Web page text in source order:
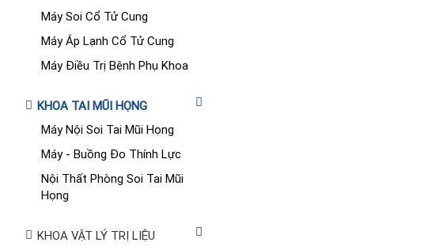
Máy Soi Cổ Tử Cung
Máy Áp Lạnh Cổ Tử Cung
Máy Điều Trị Bệnh Phụ Khoa
KHOA TAI MŨI HỌNG
Máy Nội Soi Tai Mũi Họng
Máy - Buồng Đo Thính Lực
Nội Thất Phòng Soi Tai Mũi
Họng
KHOA VẬT LÝ TRỊ LIỆU